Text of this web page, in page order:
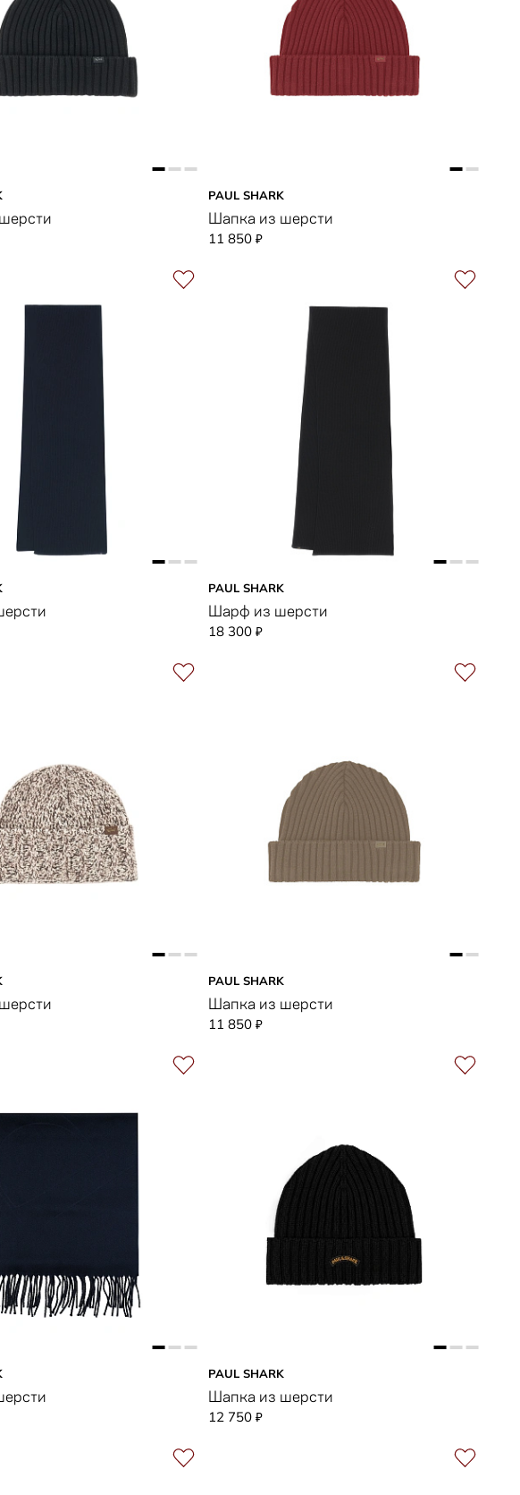
PAUL SHARK
Шапка из шерсти
11 850 ₽
PAUL SHARK
Шарф из шерсти
18 300 ₽
PAUL SHARK
Шапка из шерсти
11 850 ₽
PAUL SHARK
Шапка из шерсти
12 750 ₽